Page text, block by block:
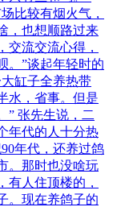
比较有烟火气，
，也想顺路过来
交流交流心得，
。”谈起年轻时的
缸子全养热带
水，省事。但是
” 张先生说，二
年代的人十分热
年代，还养过鸽
。那时也没啥玩
有人住顶楼的，
。现在养鸽子的